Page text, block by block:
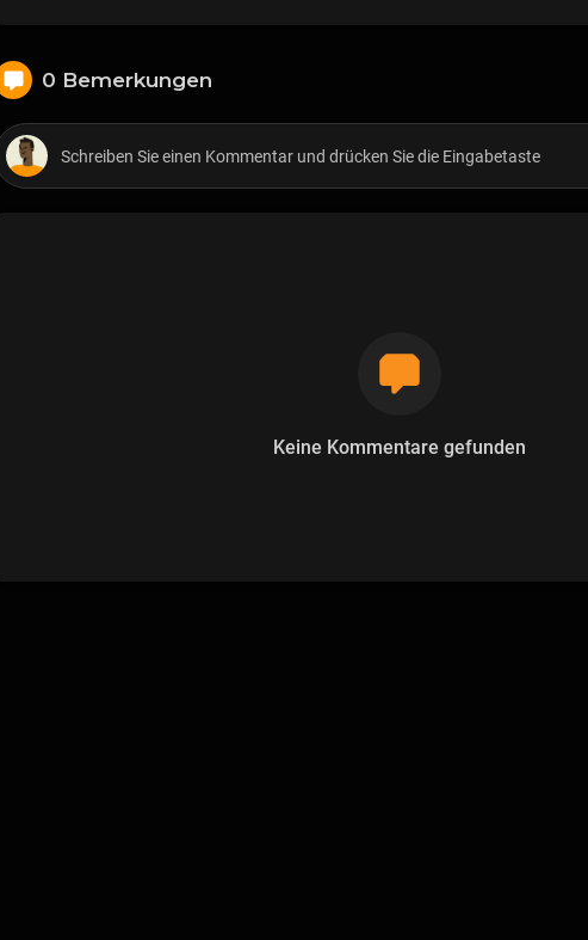
0 Bemerkungen
Keine Kommentare gefunden